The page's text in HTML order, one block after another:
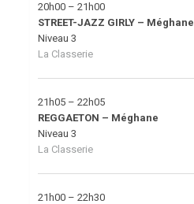
20h00 – 21h00
STREET-JAZZ GIRLY – Méghane
Niveau 3
La Classerie
21h05 – 22h05
REGGAETON – Méghane
Niveau 3
La Classerie
21h00 – 22h30